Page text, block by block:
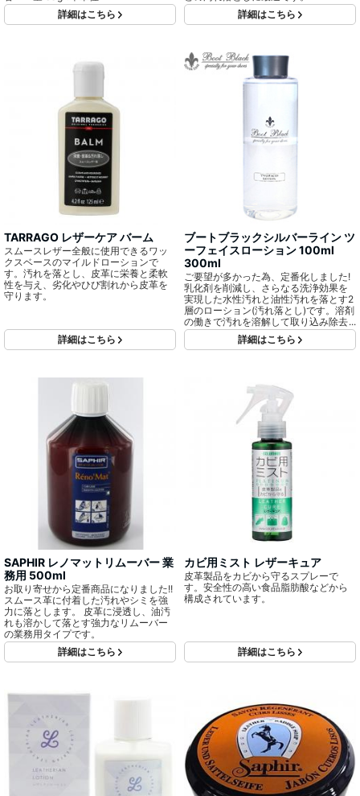
詳細はこちら
詳細はこちら
TARRAGO レザーケア バーム
スムースレザー全般に使用できるワッ
クスベースのマイルドローションで
す。汚れを落とし、皮革に栄養と柔軟
性を与え、劣化やひび割れから皮革を
守ります。
詳細はこちら
ブートブラックシルバーライン ツ
ーフェイスローション 100ml
300ml
ご要望が多かった為、定番化しました!
乳化剤を削減し、さらなる洗浄効果を
実現した水性汚れと油性汚れを落とす2
層のローション(汚れ落とし)です。溶剤
の働きで汚れを溶解して取り込み除去
します。油性汚れを落とす成分と、水
性汚れを落とすための成分が分離して
詳細はこちら
SAPHIR レノマットリムーバー 業
務用 500ml
お取り寄せから定番商品になりました!!
スムース革に付着した汚れやシミを強
力に落とします。 皮革に浸透し、油汚
れも溶かして落とす強力なリムーバー
の業務用タイプです。
詳細はこちら
カビ用ミスト レザーキュア
皮革製品をカビから守るスプレーで
す。安全性の高い食品脂肪酸などから
構成されています。
詳細はこちら